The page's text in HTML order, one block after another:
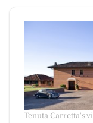
Tenuta Carretta's